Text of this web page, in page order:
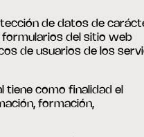
de datos de
formularios del sitio web
de usuarios de los
como finalidad el
formación,